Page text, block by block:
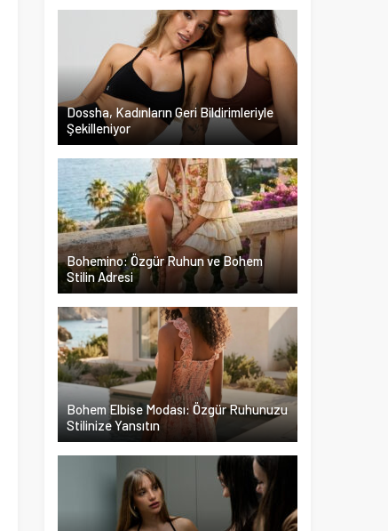
Dossha, Kadınların Geri Bildirimleriyle
Şekilleniyor
Bohemino: Özgür Ruhun ve Bohem
Stilin Adresi
Bohem Elbise Modası: Özgür Ruhunuzu
Stilinize Yansıtın